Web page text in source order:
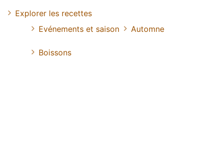
Explorer les recettes
Evénements et saison
Automne
Boissons